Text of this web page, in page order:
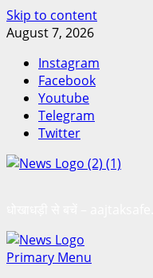
Skip to content
August 7, 2026
Instagram
Facebook
Youtube
Telegram
Twitter
Primary Menu